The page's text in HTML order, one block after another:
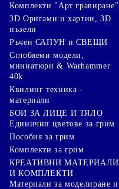
Комплекти "Арт гравиране"
3D Оригами и хартии, 3D
пъзели
Ръчен САПУН и СВЕЩИ
Сглобяеми модели,
миниатюри & Warhammer
40k
Квилинг техника -
материали
БОИ ЗА ЛИЦЕ И ТЯЛО
Единични цветове за грим
Пособия за грим
Комплекти за грим
КРЕАТИВНИ МАТЕРИАЛИ
И КОМПЛЕКТИ
Mатериали за моделиране и